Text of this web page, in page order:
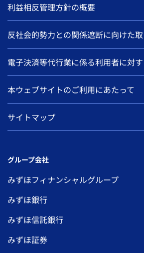
利益相反管理方針の概要
反社会的勢力との関係遮断に向けた
電子決済等代行業に係る利用者に対
本ウェブサイトのご利用にあたって
サイトマップ
グループ会社
みずほフィナンシャルグループ
みずほ銀行
みずほ信託銀行
みずほ証券